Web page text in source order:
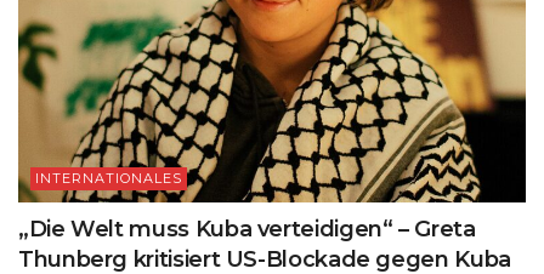
INTERNATIONALES
„Die Welt muss Kuba verteidigen“ – Greta
Thunberg kritisiert US-Blockade gegen Kuba